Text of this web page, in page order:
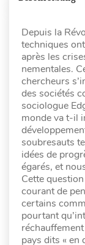
Depuis la
techniques
après les
nementales.
chercheurs
des sociétés
sociologue
monde va t-il
soubresauts
idées de
égarés, et
Cette
courant de
certains
pourtant
pays dits « en